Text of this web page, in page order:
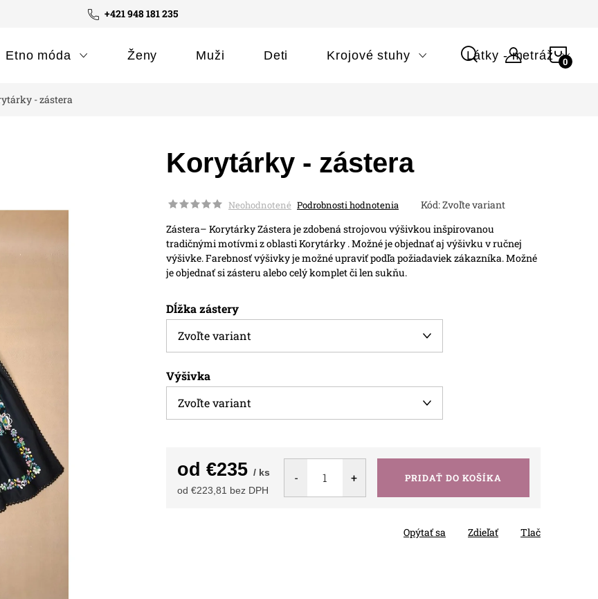
+421 948 181 235
Etno móda Ženy Muži Deti Krojové stuhy Látky - metráž
- zástera
Korytárky - zástera
Neohodnotené Podrobnosti hodnotenia Kód:Zvoľte variant
Zástera– KorytárkyZástera je zdobená strojovou výšivkou inšpirovanou
tradičnými motívmi z oblasti Korytárky . Možné je objednať aj výšivku v ručnej
výšivke.Farebnosť výšivky je možné upraviť podľa požiadaviek zákazníka.Možné
je objednať si zásteru alebo celý komplet či len sukňu.
Dĺžka zástery
Výšivka
od €235 / ks
od €223,81 bez DPH
PRIDAŤ DO KOŠÍKA
Tlač
Opýtať sa Zdieľať